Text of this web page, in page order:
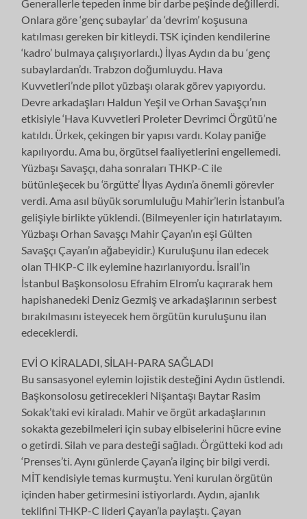
Generallerle tepeden inme bir darbe peşinde değillerdi.
Onlara göre ‘genç subaylar’ da ‘devrim’ koşusuna
katılması gereken bir kitleydi. TSK içinden kendilerine
‘kadro’ bulmaya çalışıyorlardı.) İlyas Aydın da bu ‘genç
subaylardan’dı. Trabzon doğumluydu. Hava
Kuvvetleri’nde pilot yüzbaşı olarak görev yapıyordu.
Devre arkadaşları Haldun Yeşil ve Orhan Savaşçı’nın
etkisiyle ‘Hava Kuvvetleri Proleter Devrimci Örgütü’ne
katıldı. Ürkek, çekingen bir yapısı vardı. Kolay paniğe
kapılıyordu. Ama bu, örgütsel faaliyetlerini engellemedi.
Yüzbaşı Savaşçı, daha sonraları THKP-C ile
bütünleşecek bu ‘örgütte’ İlyas Aydın’a önemli görevler
verdi. Ama asıl büyük sorumluluğu Mahir’lerin İstanbul’a
gelişiyle birlikte yüklendi. (Bilmeyenler için hatırlatayım.
Yüzbaşı Orhan Savaşçı Mahir Çayan’ın eşi Gülten
Savaşçı Çayan’ın ağabeyidir.) Kuruluşunu ilan edecek
olan THKP-C ilk eylemine hazırlanıyordu. İsrail’in
İstanbul Başkonsolosu Efrahim Elrom’u kaçırarak hem
hapishanedeki Deniz Gezmiş ve arkadaşlarının serbest
bırakılmasını isteyecek hem örgütün kuruluşunu ilan
edeceklerdi.
EVİ O KİRALADI, SİLAH-PARA SAĞLADI
Bu sansasyonel eylemin lojistik desteğini Aydın üstlendi.
Başkonsolosu getirecekleri Nişantaşı Baytar Rasim
Sokak’taki evi kiraladı. Mahir ve örgüt arkadaşlarının
sokakta gezebilmeleri için subay elbiselerini hücre evine
o getirdi. Silah ve para desteği sağladı. Örgütteki kod adı
‘Prenses’ti. Aynı günlerde Çayan’a ilginç bir bilgi verdi.
MİT kendisiyle temas kurmuştu. Yeni kurulan örgütün
içinden haber getirmesini istiyorlardı. Aydın, ajanlık
teklifini THKP-C lideri Çayan’la paylaştı. Çayan